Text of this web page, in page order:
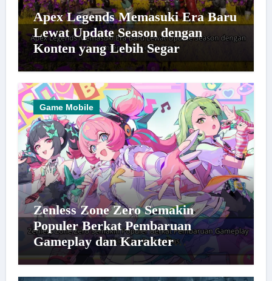
Apex Legends Memasuki Era Baru
Lewat Update Season dengan
Konten yang Lebih Segar
Game Mobile
Zenless Zone Zero Semakin
Populer Berkat Pembaruan
Gameplay dan Karakter
Berkualitas